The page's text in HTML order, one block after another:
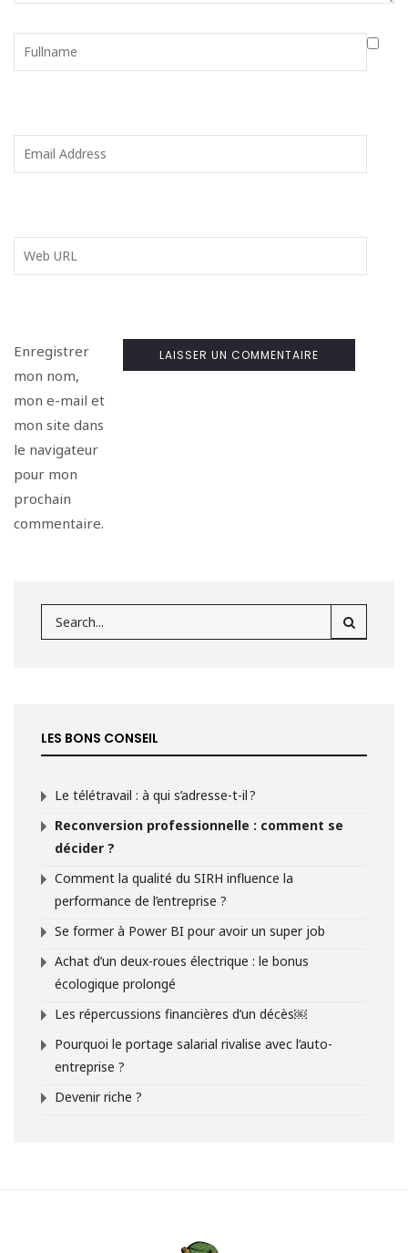
Enregistrer
mon nom,
mon e-mail et
mon site dans
le navigateur
pour mon
prochain
commentaire.
LES BONS CONSEIL
Le télétravail : à qui s’adresse-t-il ?
Reconversion professionnelle : comment se
décider ?
Comment la qualité du SIRH influence la
performance de l’entreprise ?
Se former à Power BI pour avoir un super job
Achat d’un deux-roues électrique : le bonus
écologique prolongé
Les répercussions financières d’un décès￼
Pourquoi le portage salarial rivalise avec l’auto-
entreprise ?
Devenir riche ?